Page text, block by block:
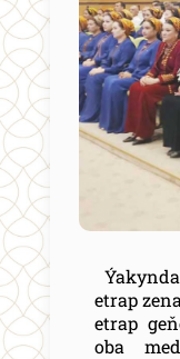
etrap
etrap
oba